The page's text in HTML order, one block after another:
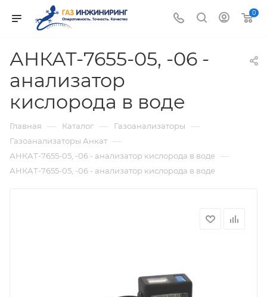
0
АНКАТ-7655-05, -06 -
aнализатор
кислорода в воде
Главная — Каталог — Газоанализаторы —
Газоанализаторы Анкат —
АНКАТ-7655-05, -06 - aнализатор кислорода в воде —
АНКАТ-7655-05, -06 - aнализатор кислорода в воде